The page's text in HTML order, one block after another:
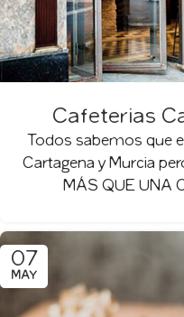
Cafeterias
Todos sabemos que
Cartagena y Murcia
MÁS QUE UNA
07
MAY